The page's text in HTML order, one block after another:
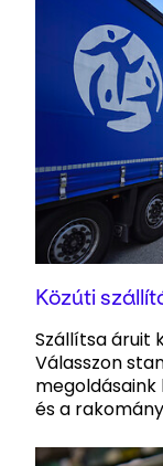
Közúti
Szállítsa áruit
Válasszon
megoldásaink
és a